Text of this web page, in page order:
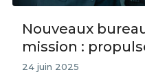
Nouveaux
mission :
24 juin 2025